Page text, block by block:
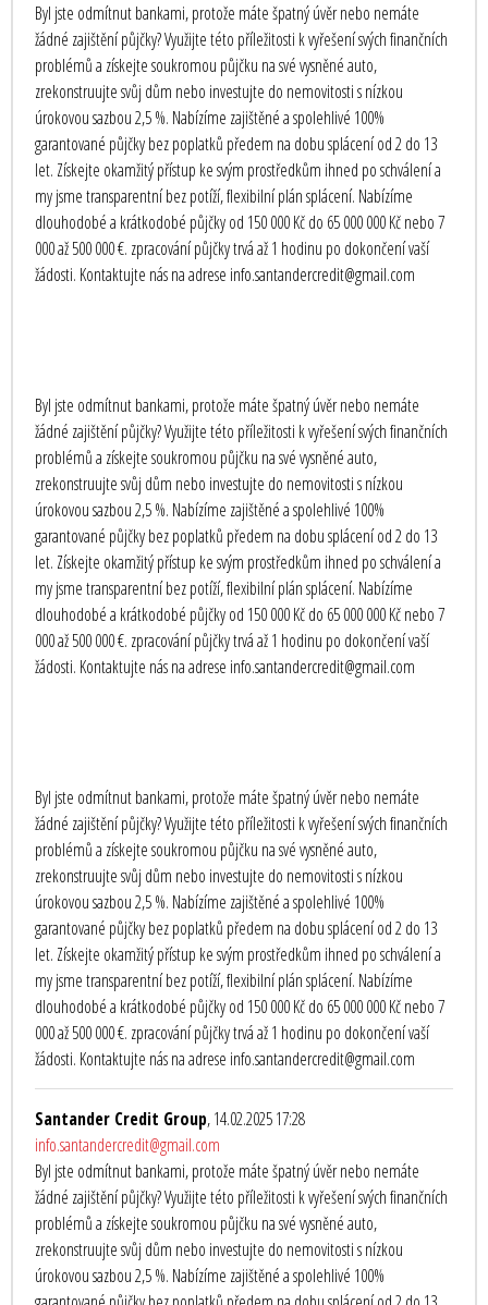
Byl jste odmítnut bankami, protože máte špatný úvěr nebo nemáte
žádné zajištění půjčky? Využijte této příležitosti k vyřešení svých finančních
problémů a získejte soukromou půjčku na své vysněné auto,
zrekonstruujte svůj dům nebo investujte do nemovitosti s nízkou
úrokovou sazbou 2,5 %. Nabízíme zajištěné a spolehlivé 100%
garantované půjčky bez poplatků předem na dobu splácení od 2 do 13
let. Získejte okamžitý přístup ke svým prostředkům ihned po schválení a
my jsme transparentní bez potíží, flexibilní plán splácení. Nabízíme
dlouhodobé a krátkodobé půjčky od 150 000 Kč do 65 000 000 Kč nebo 7
000 až 500 000 €. zpracování půjčky trvá až 1 hodinu po dokončení vaší
žádosti. Kontaktujte nás na adrese info.santandercredit@gmail.com
Byl jste odmítnut bankami, protože máte špatný úvěr nebo nemáte
žádné zajištění půjčky? Využijte této příležitosti k vyřešení svých finančních
problémů a získejte soukromou půjčku na své vysněné auto,
zrekonstruujte svůj dům nebo investujte do nemovitosti s nízkou
úrokovou sazbou 2,5 %. Nabízíme zajištěné a spolehlivé 100%
garantované půjčky bez poplatků předem na dobu splácení od 2 do 13
let. Získejte okamžitý přístup ke svým prostředkům ihned po schválení a
my jsme transparentní bez potíží, flexibilní plán splácení. Nabízíme
dlouhodobé a krátkodobé půjčky od 150 000 Kč do 65 000 000 Kč nebo 7
000 až 500 000 €. zpracování půjčky trvá až 1 hodinu po dokončení vaší
žádosti. Kontaktujte nás na adrese info.santandercredit@gmail.com
Byl jste odmítnut bankami, protože máte špatný úvěr nebo nemáte
žádné zajištění půjčky? Využijte této příležitosti k vyřešení svých finančních
problémů a získejte soukromou půjčku na své vysněné auto,
zrekonstruujte svůj dům nebo investujte do nemovitosti s nízkou
úrokovou sazbou 2,5 %. Nabízíme zajištěné a spolehlivé 100%
garantované půjčky bez poplatků předem na dobu splácení od 2 do 13
let. Získejte okamžitý přístup ke svým prostředkům ihned po schválení a
my jsme transparentní bez potíží, flexibilní plán splácení. Nabízíme
dlouhodobé a krátkodobé půjčky od 150 000 Kč do 65 000 000 Kč nebo 7
000 až 500 000 €. zpracování půjčky trvá až 1 hodinu po dokončení vaší
žádosti. Kontaktujte nás na adrese info.santandercredit@gmail.com
Santander Credit Group, 14.02.2025 17:28
info.santandercredit@gmail.com
Byl jste odmítnut bankami, protože máte špatný úvěr nebo nemáte
žádné zajištění půjčky? Využijte této příležitosti k vyřešení svých finančních
problémů a získejte soukromou půjčku na své vysněné auto,
zrekonstruujte svůj dům nebo investujte do nemovitosti s nízkou
úrokovou sazbou 2,5 %. Nabízíme zajištěné a spolehlivé 100%